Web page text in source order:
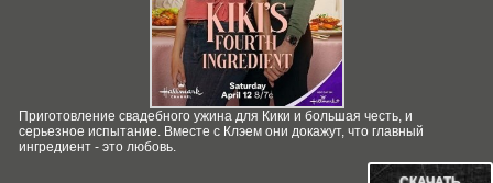
Приготовление свадебного ужина для Кики и большая честь, и
серьезное испытание. Вместе с Клэем они докажут, что главный
ингредиент - это любовь.